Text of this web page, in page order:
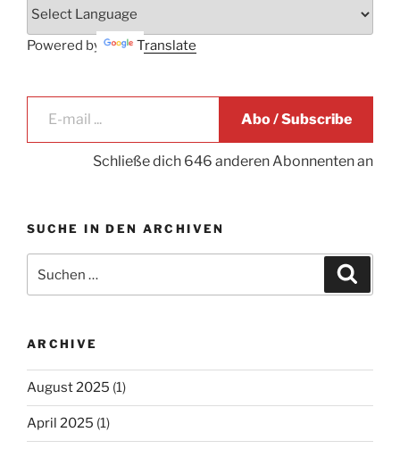
Powered by Translate
E-mail ...
Abo / Subscribe
Schließe dich 646 anderen Abonnenten an
SUCHE IN DEN ARCHIVEN
nach:
ARCHIVE
August 2025 (1)
April 2025 (1)